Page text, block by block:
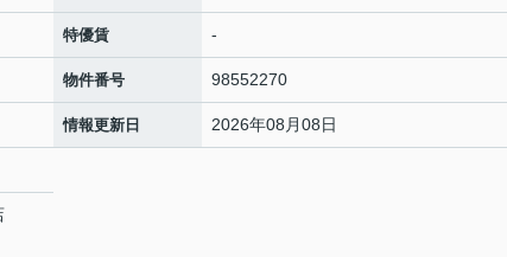
特優賃 -
物件番号 98552270
情報更新日 2026年08月08日